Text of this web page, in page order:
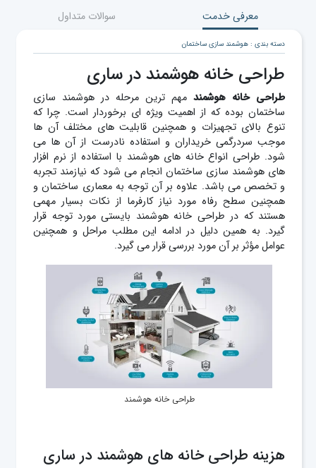
معرفی خدمت سوالات متداول
دسته بندی : هوشمند سازی ساختمان
طراحی خانه هوشمند در ساری
طراحی خانه هوشمندمهم ترین مرحله در هوشمند سازی
ساختمان بوده که از اهمیت ویژه ای برخوردار است. چرا که
تنوع بالای تجهیزات و همچنین قابلیت های مختلف آن ها
موجب سردرگمی خریداران و استفاده نادرست از آن ها می
شود. طراحی انواع خانه های هوشمند با استفاده از نرم افزار
های هوشمند سازی ساختمان انجام می شود که نیازمند تجربه
و تخصص می باشد. علاوه بر آن توجه به معماری ساختمان و
همچنین سطح رفاه مورد نیاز کارفرما از نکات بسیار مهمی
هستند که در طراحی خانه هوشمند بایستی مورد توجه قرار
گیرد. به همین دلیل در ادامه این مطلب مراحل و همچنین
عوامل مؤثر بر آن مورد بررسی قرار می گیرد.
طراحی خانه هوشمند
هزینه طراحی خانه های هوشمند در ساری